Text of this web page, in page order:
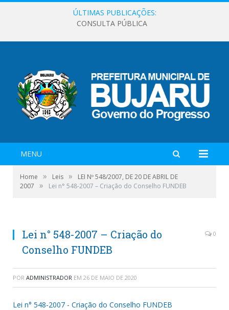
ÚLTIMAS PUBLICAÇÕES:
CONSULTA PÚBLICA
MENU
Home » Leis »
LEI Nº 548/2007, DE 20 DE ABRIL DE
2007
» Lei n° 548-2007 – Criação do Conselho FUNDEB
Lei n° 548-2007 – Criação do
Conselho FUNDEB
0
POR ADMINISTRADOR EM 26 DE MAIO DE 2020
Lei n° 548-2007 - Criação do Conselho FUNDEB